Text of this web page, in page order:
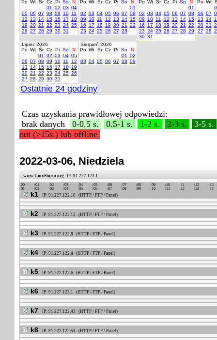
Po Wt Śr Cz Pi So
N
01
02 03 04
05 06 07 08 09 10 11
12
13 14 15 16 17
18
19 20 21 22 23 24 25
26 27 28 29 30 31
Po Wt Śr Cz Pi So
N
01
02 03 04 05 06 07 08
09
10 11 12 13 14 15
16
17 18 19 20 21
22
23 24 25 26 27 28
Po Wt Śr Cz Pi So
N
01
02 03 04 05 06 07 08
09
10 11 12 13 14 15
16
17 18 19 20 21
22
23 24 25 26 27 28 29
30 31
Po Wt
06 07
13
14
20 21
27 28
Lipiec 2026
Po Wt Śr Cz Pi So
N
01
02 03 04 05
06 07 08 09 10 11
12
13
14 15 16 17 18
19
20 21 22 23 24 25 26
27 28 29 30 31
Sierpień 2026
Po Wt Śr Cz Pi So
N
01
02
03 04 05 06 07 08 09
Ostatnie 24 godziny
Czas uzyskania prawidłowej odpowiedzi:
brak danych
0-0.5 s. 0.5-1 s. 1-2 s. 2-3 s.
3-5 s.
out (>15s.) lub offline
2022-03-06, Niedziela
www.UnixStorm.org IP: 91.227.123.1
k1 IP: 91.227.122.10 (HTTP / FTP / Panel)
k2 IP: 91.227.122.13 (HTTP / FTP / Panel)
k3 IP: 91.227.122.8 (HTTP / FTP / Panel)
k4 IP: 91.227.122.4 (HTTP / FTP / Panel)
k5 IP: 91.227.122.6 (HTTP / FTP / Panel)
k6 IP: 91.227.123.1 (HTTP / FTP / Panel)
k7 IP: 91.227.122.43 (HTTP / FTP / Panel)
k8 IP: 91.227.122.53 (HTTP / FTP / Panel)
00 01 02 03 04 05 06 07 08 09 10 11 12
13
01
02 03 04 05 06 07 08 09 10 11 12 13 14